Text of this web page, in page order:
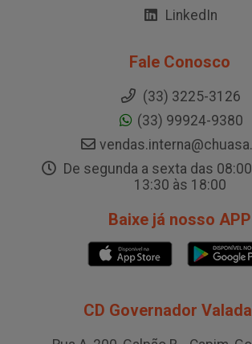
LinkedIn
Fale Conosco
(33) 3225-3126
(33) 99924-9380
De segunda a sexta das
13:30 às 18:00
Baixe já nosso APP
CD Governador